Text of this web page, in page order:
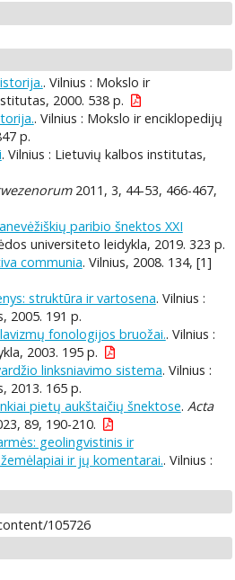
. Vilnius : Mokslo ir
2000. 538 p.
. Vilnius : Mokslo ir enciklopedijų
p.
. Vilnius : Lietuvių kalbos institutas,
2011, 3, 44-53, 466-467,
paribio šnektos XXI
universiteto leidykla, 2019. 323 p.
communia. Vilnius, 2008. 134, [1]
struktūra ir vartosena. Vilnius :
2005. 191 p.
fonologijos bruožai.. Vilnius :
2003. 195 p.
linksniavimo sistema. Vilnius :
2013. 165 p.
pietų aukštaičių šnektose. Acta
89, 190-210.
geolingvistinis ir
ir jų komentarai.. Vilnius :
105726